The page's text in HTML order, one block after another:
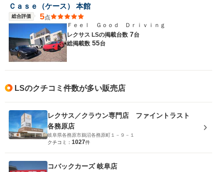
Ｃａｓｅ（ケース） 本館
総合評価 5点
Ｆｅｅｌ Ｇｏｏｄ Ｄｒｉｖｉｎｇ
レクサス LSの掲載台数 7台
総掲載数 55台
LSのクチコミ件数が多い販売店
レクサス／クラウン専門店 ファイントラスト
各務原店
岐阜県各務原市鵜沼各務原町１－９－１
クチコミ： 1027件
コバックカーズ 岐阜店